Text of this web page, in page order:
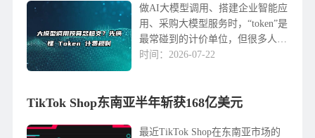
做AI大模型调用、搭建企业智能应
用、采购大模型服务时，“token”是
最常碰到的计价单位，但很多人都
有同款疑惑：明明按汉字算内容，
token差很多？对话太长为什么会
时间：2026-07-22
TikTok Shop东南亚半年斩获168亿美元
最近TikTok Shop在东南亚市场的